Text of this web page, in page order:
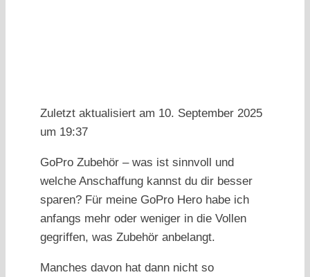
Zuletzt aktualisiert am 10. September 2025
um 19:37
GoPro Zubehör – was ist sinnvoll und
welche Anschaffung kannst du dir besser
sparen? Für meine GoPro Hero habe ich
anfangs mehr oder weniger in die Vollen
gegriffen, was Zubehör anbelangt.
Manches davon hat dann nicht so